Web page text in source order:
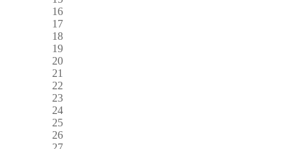
16
17
18
19
20
21
22
23
24
25
26